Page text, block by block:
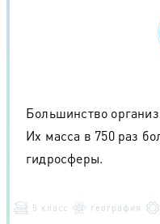
Большинство
Их масса в 750 раз
гидросферы.
5 класс география